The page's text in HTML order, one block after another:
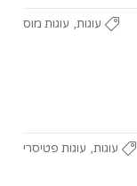
עוגות, עוגות מוס
עוגות, עוגות פטיסרי